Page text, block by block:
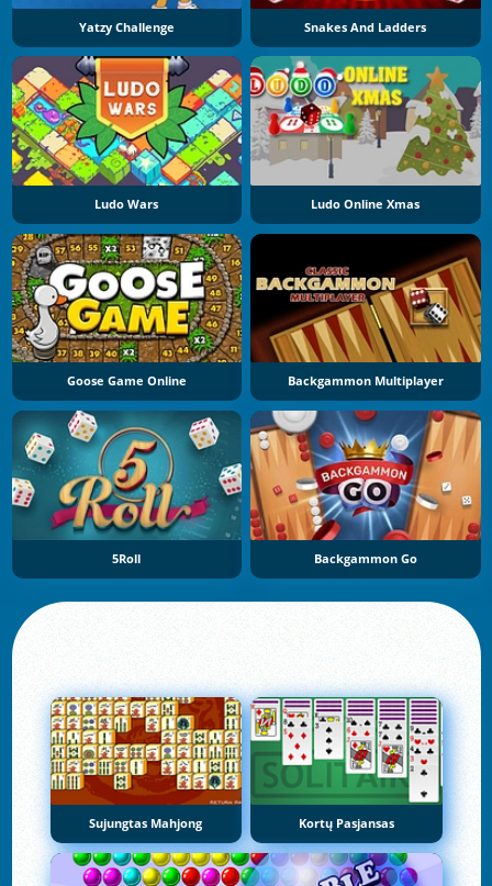
Yatzy Challenge Snakes And Ladders
Ludo Wars Ludo Online Xmas
Goose Game Online Backgammon Multiplayer
5Roll Backgammon Go
Sujungtas Mahjong Kortų Pasjansas